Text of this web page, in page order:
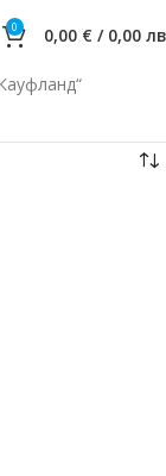
0 0,00 € / 0,00